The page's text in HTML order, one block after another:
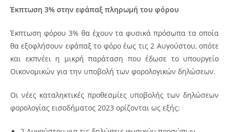
Έκπτωση 3% στην εφάπαξ πληρωμή του φόρου
Έκπτωση φόρου 3% θα έχουν τα φυσικά πρόσωπα τα οποία
θα εξοφλήσουν εφάπαξ το φόρο έως τις 2 Αυγούστου, οπότε
και εκπνέει η μικρή παράταση που έδωσε το υπουργείο
Οικονομικών για την υποβολή των φορολογικών δηλώσεων.
Οι νέες καταληκτικές προθεσμίες υποβολής των δηλώσεων
φορολογίας εισοδήματος 2023 ορίζονται ως εξής: